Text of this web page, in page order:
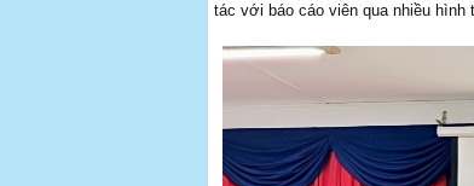
tác với báo cáo viên qua nhiều